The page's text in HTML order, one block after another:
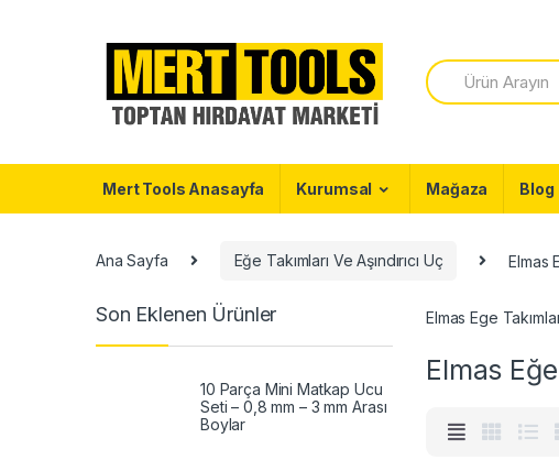
S
e
h
f
Mert Tools Anasayfa Kurumsal Mağaza Blog
Ana Sayfa Eğe Takımları Ve Aşındırıcı Uç Elmas
Elmas Ege
Elmas
Son Eklenen Ürünler
10 Parça Mini Matkap Ucu
Seti – 0,8 mm – 3 mm Arası
Boylar